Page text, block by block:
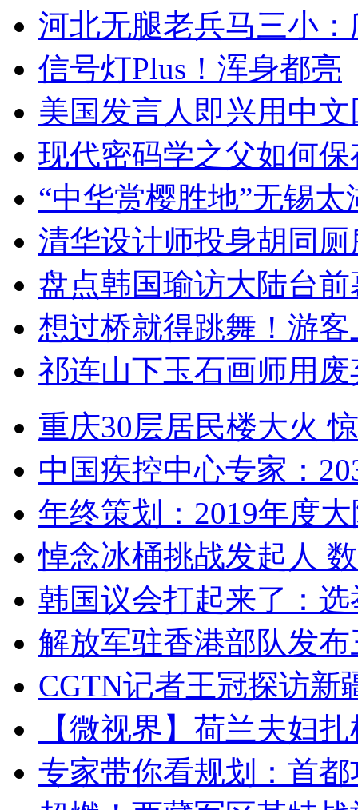
河北无腿老兵马三小
信号灯Plus！浑身都亮
美国发言人即兴用中
现代密码学之父如何
“中华赏樱胜地”无锡
清华设计师投身胡同
盘点韩国瑜访大陆台
想过桥就得跳舞！游客
祁连山下玉石画师用
重庆30层居民楼大火
中国疾控中心专家：
年终策划：2019年度
悼念冰桶挑战发起人
韩国议会打起来了：
解放军驻香港部队发
CGTN记者王冠探访新
【微视界】荷兰夫妇
专家带你看规划：首